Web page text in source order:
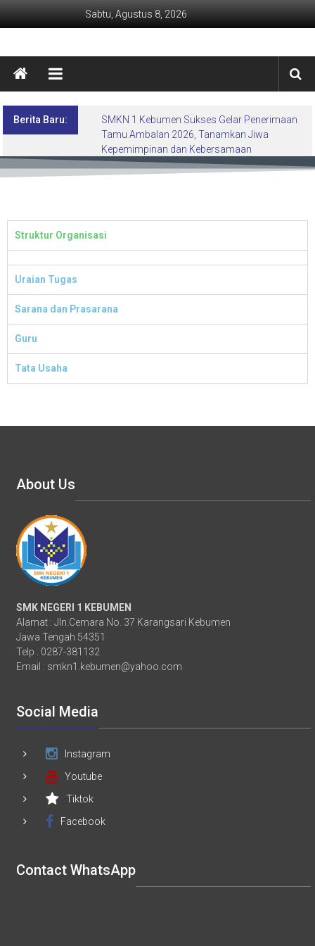
Sabtu, Agustus 8, 2026
Berita Baru:
SMKN 1 Kebumen Sukses Gelar Penerimaan
Tamu Ambalan 2026, Tanamkan Jiwa
Kepemimpinan dan Kebersamaan
Struktur Organisasi
Uraian Tugas
Sarana dan Prasarana
Guru
Tata Usaha
About Us
SMK NEGERI 1 KEBUMEN
Alamat : Jln.Cemara No. 37 Karangsari Kebumen
Jawa Tengah 54351
Telp . 0287-381132
Email : smkn1.kebumen@yahoo.com
Social Media
Instagram
Youtube
Tiktok
Facebook
Contact WhatsApp